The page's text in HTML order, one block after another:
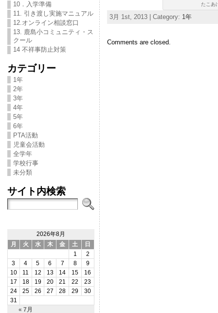
10．入学準備
11. 引き渡し実施マニュアル
12.オンライン相談窓口
13. 鹿島小コミュニティ・ス
クール
14 不祥事防止対策
カテゴリー
1年
2年
3年
4年
5年
6年
PTA活動
児童会活動
全学年
学校行事
未分類
サイト内検索
2026年8月
月
火 水 木 金 土 日
« 7月
1
2
3
4 5 6 7 8
9
10
11 12 13 14 15
16
17
18 19 20 21 22
23
24
25 26 27 28 29
30
31
たこあ
3月 1st, 2013 | Category: 1年
Comments are closed.